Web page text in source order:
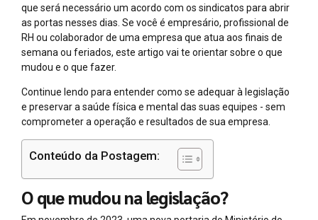
que será necessário um acordo com os sindicatos para abrir
as portas nesses dias. Se você é empresário, profissional de
RH ou colaborador de uma empresa que atua aos finais de
semana ou feriados, este artigo vai te orientar sobre o que
mudou e o que fazer.
Continue lendo para entender como se adequar à legislação
e preservar a saúde física e mental das suas equipes - sem
comprometer a operação e resultados de sua empresa.
Conteúdo da Postagem:
O que mudou na legislação?